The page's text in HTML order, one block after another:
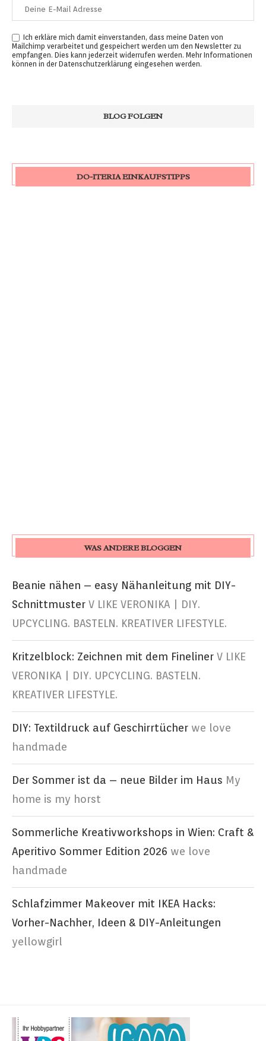
Ich erkläre mich damit einverstanden, dass meine Daten von
Mailchimp verarbeitet und gespeichert werden um den Newsletter zu
empfangen. Dies kann jederzeit widerrufen werden. Mehr Informationen
können in der Datenschutzerklärung eingesehen werden.
DO-ITERIA EINKAUFSTIPPS
WAS ANDERE BLOGGEN
Beanie nähen – easy Nähanleitung mit DIY-
Schnittmuster V LIKE VERONIKA | DIY.
UPCYCLING. BASTELN. KREATIVER LIFESTYLE.
Kritzelblock: Zeichnen mit dem Fineliner V LIKE
VERONIKA | DIY. UPCYCLING. BASTELN.
KREATIVER LIFESTYLE.
DIY: Textildruck auf Geschirrtücher we love
handmade
Der Sommer ist da – neue Bilder im Haus My
home is my horst
Sommerliche Kreativworkshops in Wien: Craft &
Aperitivo Sommer Edition 2026 we love
handmade
Schlafzimmer Makeover mit IKEA Hacks:
Vorher-Nachher, Ideen & DIY-Anleitungen
yellowgirl